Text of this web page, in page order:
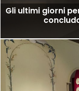
Gli ultimi giorni